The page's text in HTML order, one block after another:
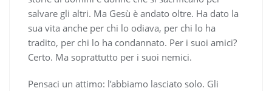
salvare gli altri. Ma Gesù è andato oltre. Ha dato la
sua vita anche per chi lo odiava, per chi lo ha
tradito, per chi lo ha condannato. Per i suoi amici?
Certo. Ma soprattutto per i suoi nemici.
Pensaci un attimo: l’abbiamo lasciato solo. Gli